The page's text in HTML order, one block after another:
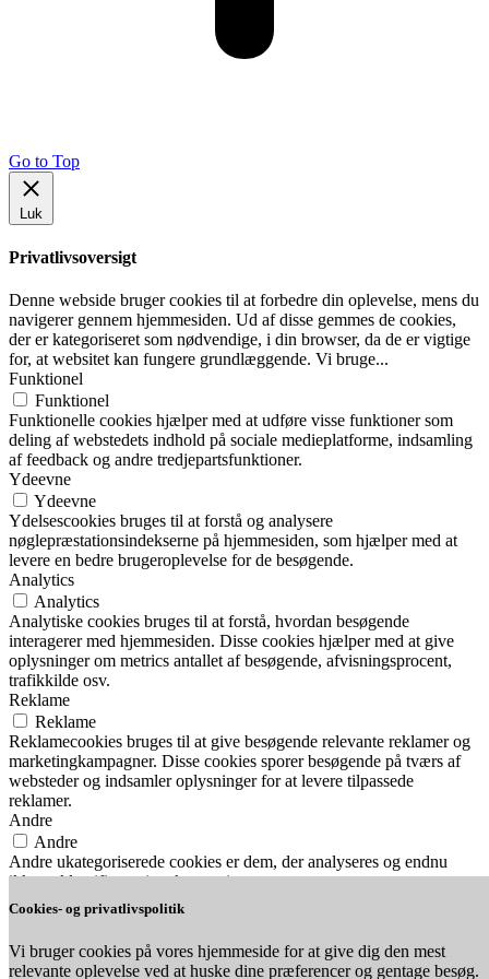
Go to Top
Cookies- og privatlivspolitik
Vi bruger cookies på vores hjemmeside for at give dig den mest
relevante oplevelse ved at huske dine præferencer og gentage besøg.
Luk
Privatlivsoversigt
Denne webside bruger cookies til at forbedre din oplevelse, mens du
navigerer gennem hjemmesiden. Ud af disse gemmes de cookies,
der er kategoriseret som nødvendige, i din browser, da de er vigtige
for, at websitet kan fungere grundlæggende. Vi bruge...
Funktionel
Funktionel
Funktionelle cookies hjælper med at udføre visse funktioner som
deling af webstedets indhold på sociale medieplatforme, indsamling
af feedback og andre tredjepartsfunktioner.
Ydeevne
Ydeevne
Ydelsescookies bruges til at forstå og analysere
nøglepræstationsindekserne på hjemmesiden, som hjælper med at
levere en bedre brugeroplevelse for de besøgende.
Analytics
Analytics
Analytiske cookies bruges til at forstå, hvordan besøgende
interagerer med hjemmesiden. Disse cookies hjælper med at give
oplysninger om metrics antallet af besøgende, afvisningsprocent,
trafikkilde osv.
Reklame
Reklame
Reklamecookies bruges til at give besøgende relevante reklamer og
marketingkampagner. Disse cookies sporer besøgende på tværs af
websteder og indsamler oplysninger for at levere tilpassede
reklamer.
Andre
Andre
Andre ukategoriserede cookies er dem, der analyseres og endnu
ikke er klassificeret i en kategori.
Nødvendig
Nødvendig
Nødvendige cookies er absolut nødvendige for, at webstedet
fungerer korrekt. Disse cookies sikrer grundlæggende funktioner og